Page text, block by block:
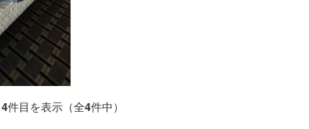
4件目を表示（全4件中）